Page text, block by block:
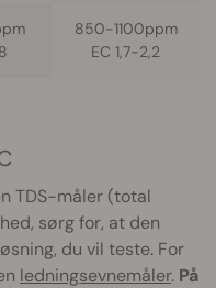
850-1100ppm
EC 1,7-2,2
TDS-måler (total
sørg for, at den
du vil teste. For
ledningsevnemåler. På